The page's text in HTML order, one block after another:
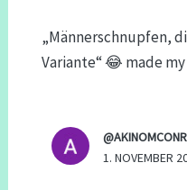
„Männerschnupfen,
Variante“ 😂 made
1. NOVEMBER